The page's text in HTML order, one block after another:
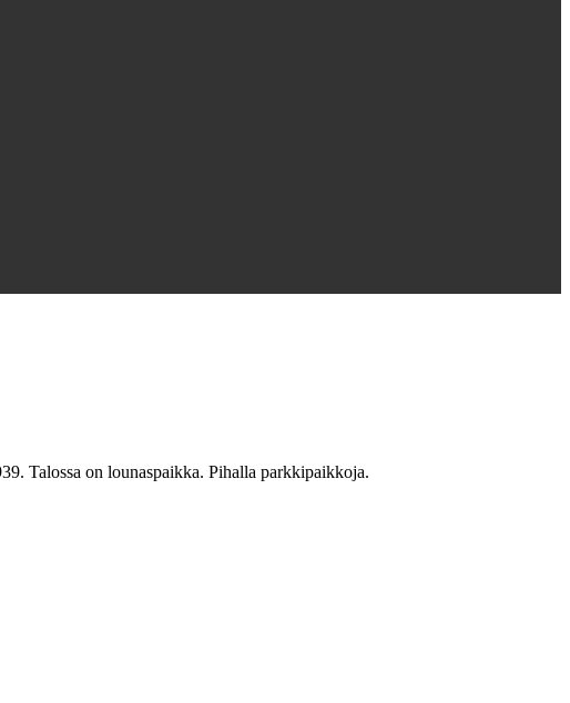
Talossa on lounaspaikka. Pihalla parkkipaikkoja.